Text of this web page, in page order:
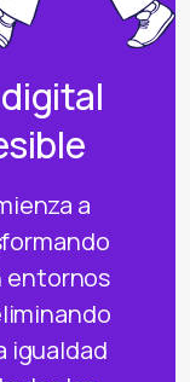
a
entornos
igualdad